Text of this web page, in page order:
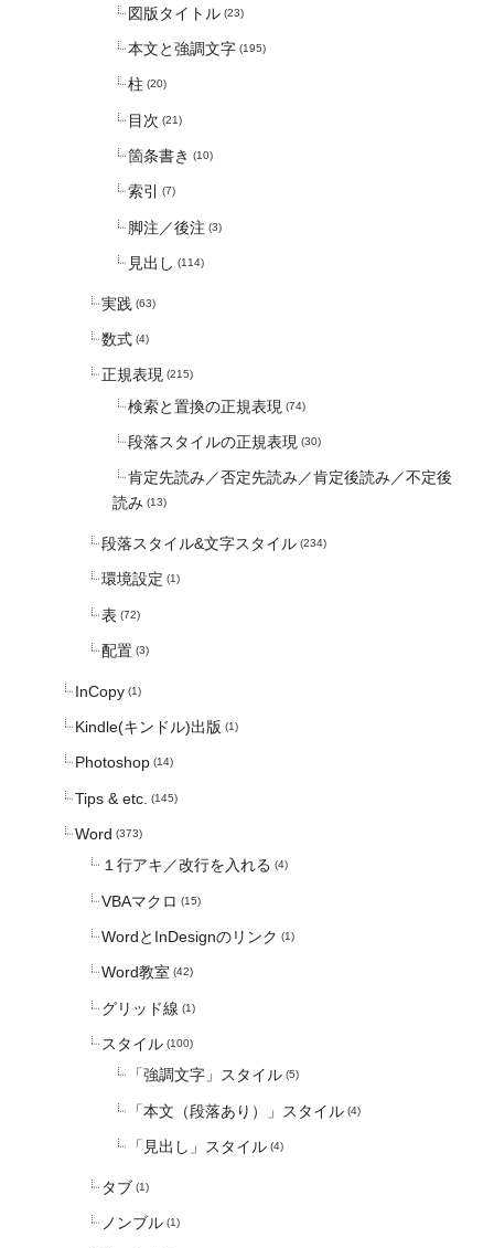
図版タイトル (23)
本文と強調文字 (195)
柱 (20)
目次 (21)
箇条書き (10)
索引 (7)
脚注／後注 (3)
見出し (114)
実践 (63)
数式 (4)
正規表現 (215)
検索と置換の正規表現 (74)
段落スタイルの正規表現 (30)
肯定先読み／否定先読み／肯定後読み／不定後
読み (13)
段落スタイル&文字スタイル (234)
環境設定 (1)
表 (72)
配置 (3)
InCopy (1)
Kindle(キンドル)出版 (1)
Photoshop (14)
Tips & etc. (145)
Word (373)
１行アキ／改行を入れる (4)
VBAマクロ (15)
WordとInDesignのリンク (1)
Word教室 (42)
グリッド線 (1)
スタイル (100)
「強調文字」スタイル (5)
「本文（段落あり）」スタイル (4)
「見出し」スタイル (4)
タブ (1)
ノンブル (1)